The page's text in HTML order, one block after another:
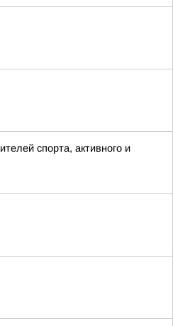
спорта, активного и